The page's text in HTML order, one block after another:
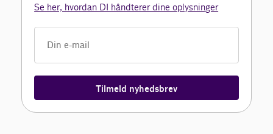
Se her, hvordan DI håndterer dine oplysninger
Tilmeld nyhedsbrev